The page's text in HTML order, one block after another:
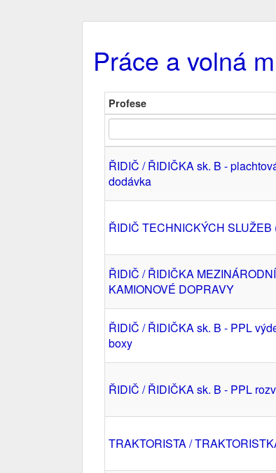
Práce a volná
Profese
ŘIDIČ / ŘIDIČKA sk. B -
dodávka
ŘIDIČ TECHNICKÝCH SLUŽEB
ŘIDIČ / ŘIDIČKA MEZINÁRODNÍ
KAMIONOVÉ DOPRAVY
ŘIDIČ / ŘIDIČKA sk. B - PPL
boxy
ŘIDIČ / ŘIDIČKA sk. B - PPL
TRAKTORISTA /